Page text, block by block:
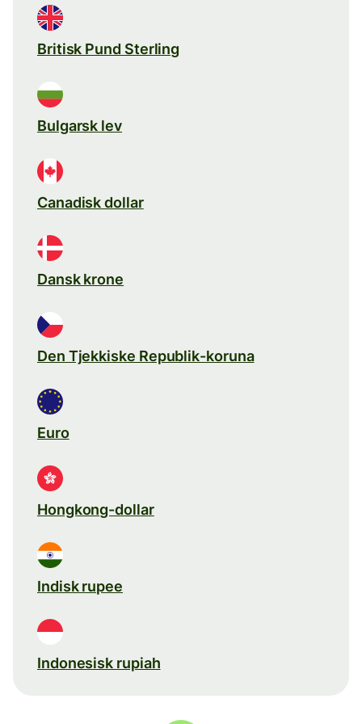
Britisk Pund Sterling
Bulgarsk lev
Canadisk dollar
Dansk krone
Den Tjekkiske Republik-koruna
Euro
Hongkong-dollar
Indisk rupee
Indonesisk rupiah